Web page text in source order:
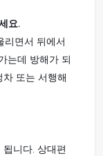
요.
리면서 뒤에서
는데 방해가 되
또는 서행해
니다. 상대편